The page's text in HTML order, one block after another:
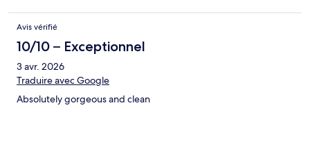
drive away. Highly recommend this for anyone looking for a
beautiful, quiet escape!"
Avis vérifié
10/10 – Exceptionnel
3 avr. 2026
Traduire avec Google
Absolutely gorgeous and clean